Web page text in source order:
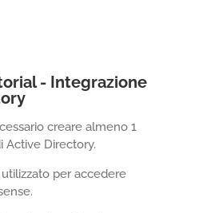
- Integrazione
creare almeno 1
Active Directory.
per accedere